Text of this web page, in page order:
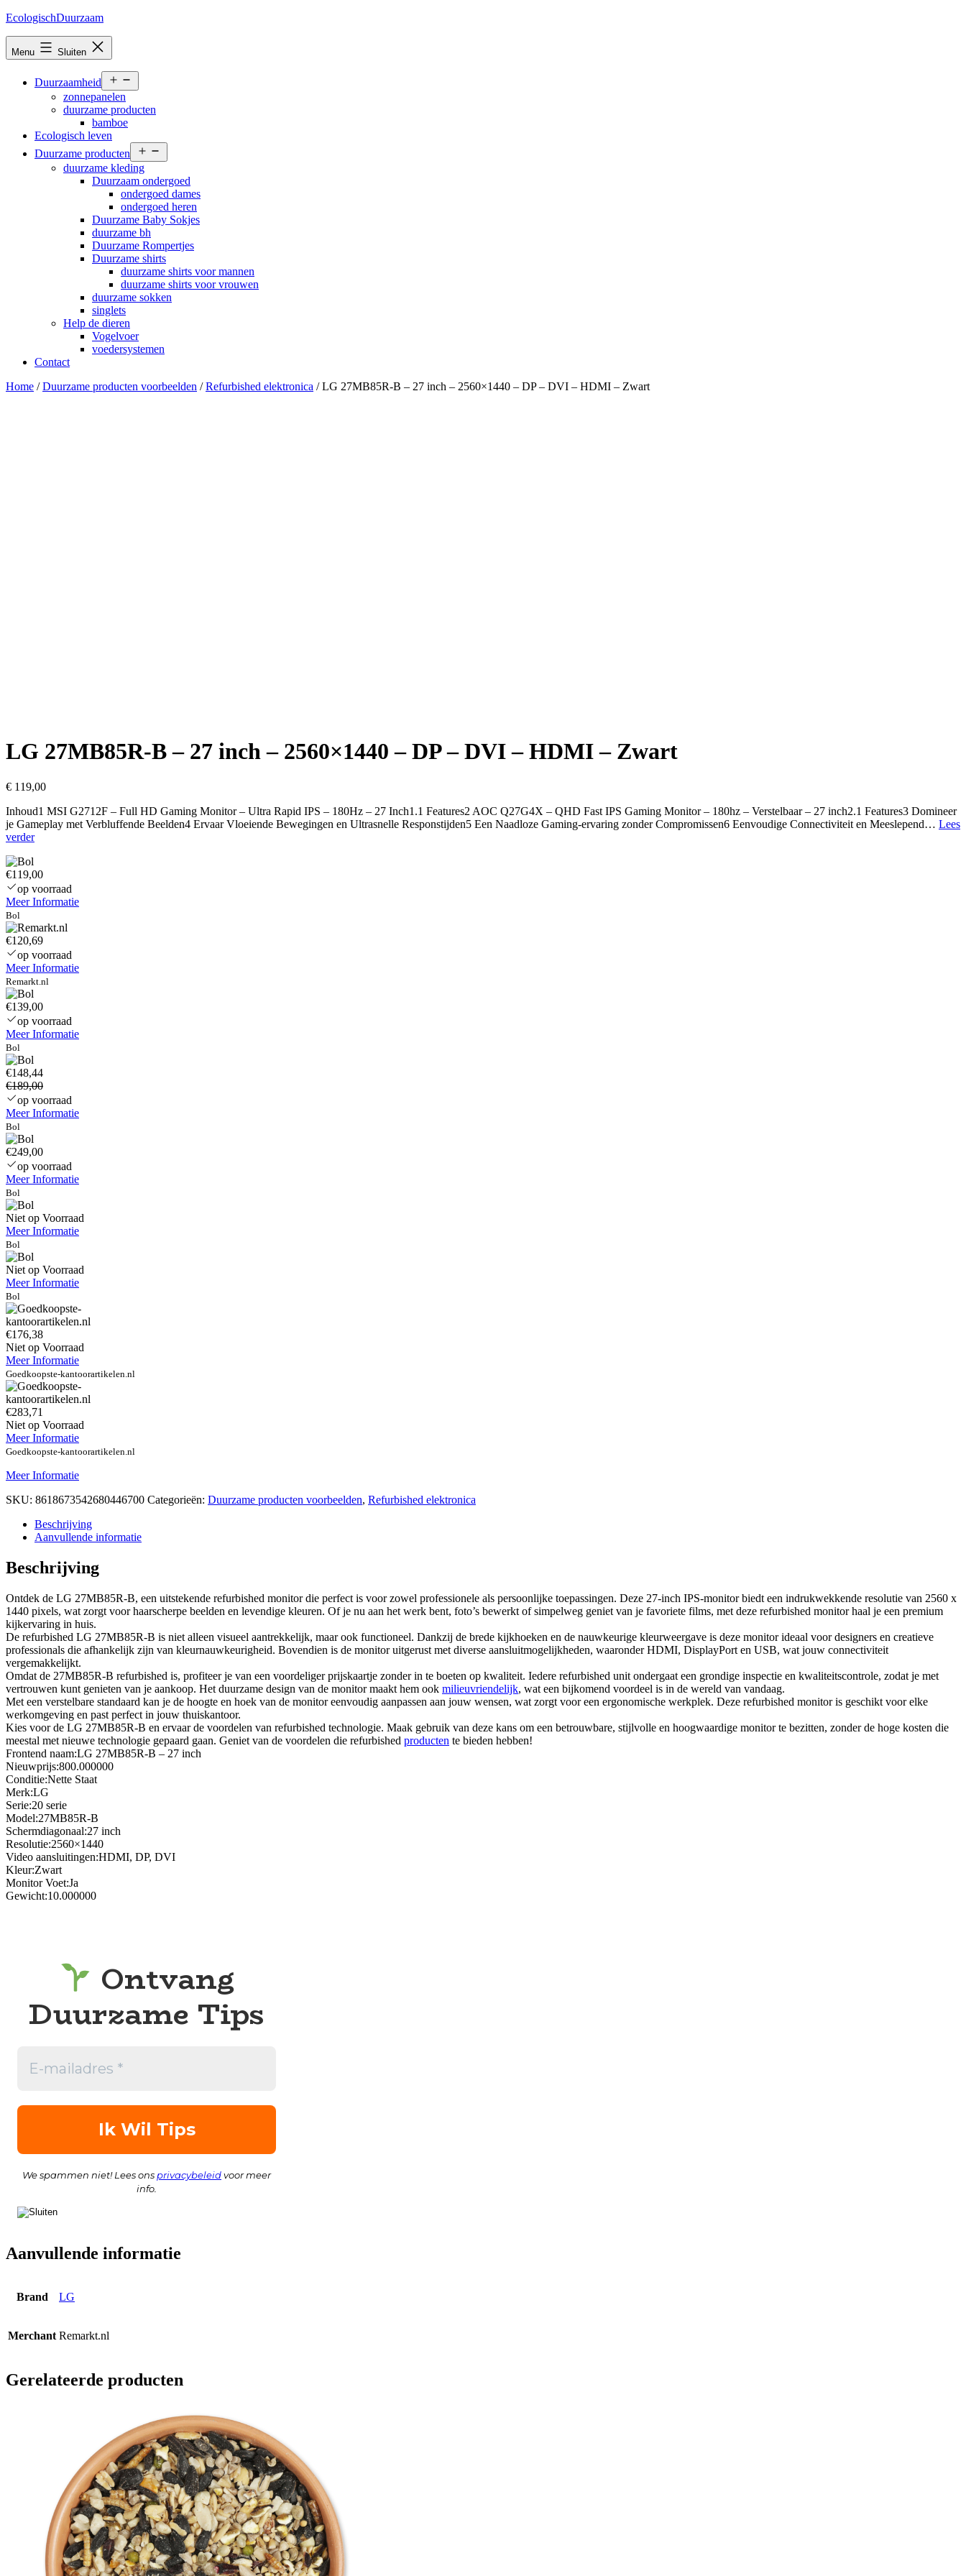
Ga
inhoud
EcologischDuurzaam
Menu Sluiten
Duurzaamheid
menu
zonnepanelen
duurzame producten
bamboe
Ecologisch leven
Duurzame producten
menu
duurzame kleding
Duurzaam ondergoed
ondergoed dames
ondergoed heren
Duurzame Baby Sokjes
duurzame bh
Duurzame Rompertjes
Duurzame shirts
duurzame shirts voor mannen
duurzame shirts voor vrouwen
duurzame sokken
singlets
Help de dieren
Vogelvoer
voedersystemen
Contact
Home /Duurzame producten voorbeelden /Refurbished elektronica / LG 27MB85R-B – 27 inch – 2560×1440 – DP – DVI – HDMI – Zwart
LG 27MB85R-B – 27 inch – 2560×1440 – DP – DVI – HDMI – Zwart
€ 119,00
Inhoud1 MSI G2712F – Full HD Gaming Monitor – Ultra Rapid IPS – 180Hz – 27 Inch1.1 Features2 AOC Q27G4X – QHD Fast IPS Gaming Monitor – 180hz – Verstelbaar – 27 inch2.1 Features3 Domineer
je Gameplay met Verbluffende Beelden4 Ervaar Vloeiende Bewegingen en Ultrasnelle Responstijden5 Een Naadloze Gaming-ervaring zonder Compromissen6 Eenvoudige Connectiviteit en Meeslepend… Lees
verderLG
–
27
inch
2560×1440
–
DP
–
DVI
HDMI
–
Zwart
€119,00
op voorraad
Meer Informatie
Bol
€120,69
op voorraad
Meer Informatie
Remarkt.nl
€139,00
op voorraad
Meer Informatie
Bol
€148,44
€189,00
op voorraad
Meer Informatie
Bol
€249,00
op voorraad
Meer Informatie
Bol
Niet op Voorraad
Meer Informatie
Bol
Niet op Voorraad
Meer Informatie
Bol
€176,38
Niet op Voorraad
Meer Informatie
Goedkoopste-kantoorartikelen.nl
€283,71
Niet op Voorraad
Meer Informatie
Goedkoopste-kantoorartikelen.nl
Meer Informatie
SKU: 8618673542680446700 Categorieën: Duurzame producten voorbeelden, Refurbished elektronica
Beschrijving
Aanvullende informatie
Beschrijving
Ontdek de LG 27MB85R-B, een uitstekende refurbished monitor die perfect is voor zowel professionele als persoonlijke toepassingen. Deze 27-inch IPS-monitor biedt een indrukwekkende resolutie van 2560 x
1440 pixels, wat zorgt voor haarscherpe beelden en levendige kleuren. Of je nu aan het werk bent, foto’s bewerkt of simpelweg geniet van je favoriete films, met deze refurbished monitor haal je een premium
kijkervaring in huis.
De refurbished LG 27MB85R-B is niet alleen visueel aantrekkelijk, maar ook functioneel. Dankzij de brede kijkhoeken en de nauwkeurige kleurweergave is deze monitor ideaal voor designers en creatieve
professionals die afhankelijk zijn van kleurnauwkeurigheid. Bovendien is de monitor uitgerust met diverse aansluitmogelijkheden, waaronder HDMI, DisplayPort en USB, wat jouw connectiviteit
vergemakkelijkt.
Omdat de 27MB85R-B refurbished is, profiteer je van een voordeliger prijskaartje zonder in te boeten op kwaliteit. Iedere refurbished unit ondergaat een grondige inspectie en kwaliteitscontrole, zodat je met
vertrouwen kunt genieten van je aankoop. Het duurzame design van de monitor maakt hem ook milieuvriendelijk, wat een bijkomend voordeel is in de wereld van vandaag.
Met een verstelbare standaard kan je de hoogte en hoek van de monitor eenvoudig aanpassen aan jouw wensen, wat zorgt voor een ergonomische werkplek. Deze refurbished monitor is geschikt voor elke
werkomgeving en past perfect in jouw thuiskantoor.
Kies voor de LG 27MB85R-B en ervaar de voordelen van refurbished technologie. Maak gebruik van deze kans om een betrouwbare, stijlvolle en hoogwaardige monitor te bezitten, zonder de hoge kosten die
meestal met nieuwe technologie gepaard gaan. Geniet van de voordelen die refurbished producten te bieden hebben!
Frontend naam:LG 27MB85R-B – 27 inch
Nieuwprijs:800.000000
Conditie:Nette Staat
Merk:LG
Serie:20 serie
Model:27MB85R-B
Schermdiagonaal:27 inch
Resolutie:2560×1440
Video aansluitingen:HDMI, DP, DVI
Kleur:Zwart
Monitor Voet:Ja
Gewicht:10.000000
Ontvang
Duurzame Tips
We spammen niet! Lees ons privacybeleidvoor meer
info.
Aanvullende informatie
Brand LG
Merchant Remarkt.nl
Gerelateerde producten